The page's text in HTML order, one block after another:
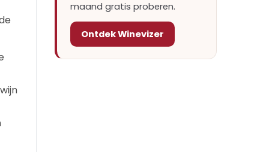
maand gratis proberen.
Ontdek Winevizer